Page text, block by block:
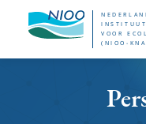
Overslaan
INSTITUUT
VOOR
(NIOO-